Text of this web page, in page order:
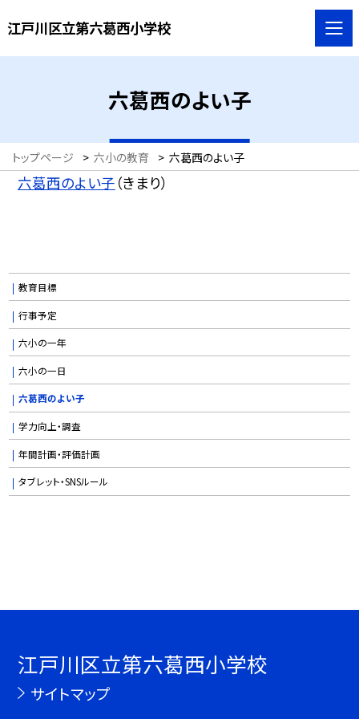
江戸川区立第六葛西小学校
六葛西のよい子
トップページ > 六小の教育 > 六葛西のよい子
六葛西のよい子 （きまり）
教育目標
行事予定
六小の一年
六小の一日
六葛西のよい子
学力向上・調査
年間計画・評価計画
タブレット・SNSルール
江戸川区立第六葛西小学校
サイトマップ